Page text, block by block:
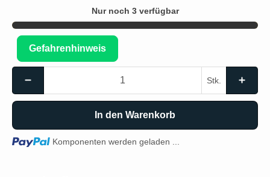
Nur noch 3 verfügbar
Gefahrenhinweis
Stk.
In den Warenkorb
Loading... Komponenten werden geladen ...